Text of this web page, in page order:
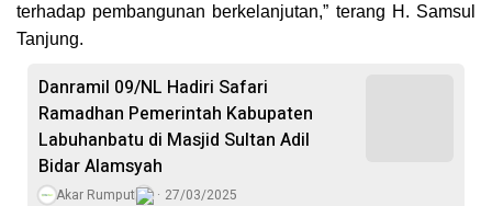
terhadap pembangunan berkelanjutan,” terang H. Samsul
Tanjung.
Danramil 09/NL Hadiri Safari
Ramadhan Pemerintah Kabupaten
Labuhanbatu di Masjid Sultan Adil
Bidar Alamsyah
Akar Rumput 27/03/2025